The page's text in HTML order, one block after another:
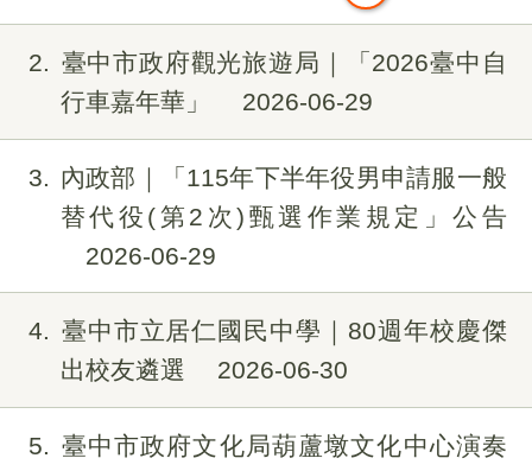
2
臺中市政府觀光旅遊局｜「2026臺中自
行車嘉年華」
2026-06-29
3
內政部｜「115年下半年役男申請服一般
替代役(第2次)甄選作業規定」公告
2026-06-29
4
臺中市立居仁國民中學｜80週年校慶傑
出校友遴選
2026-06-30
5
臺中市政府文化局葫蘆墩文化中心演奏